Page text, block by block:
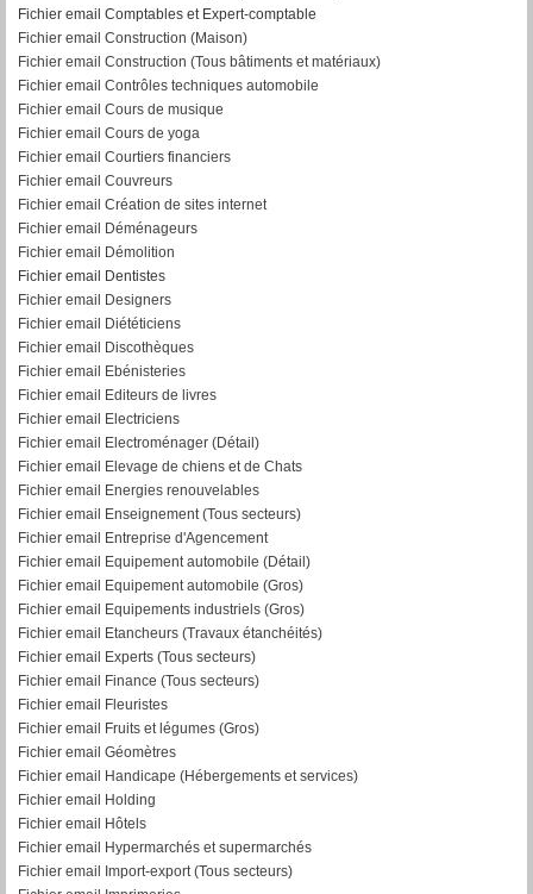
Fichier email Comptables et Expert-comptable
Fichier email Construction (Maison)
Fichier email Construction (Tous bâtiments et matériaux)
Fichier email Contrôles techniques automobile
Fichier email Cours de musique
Fichier email Cours de yoga
Fichier email Courtiers financiers
Fichier email Couvreurs
Fichier email Création de sites internet
Fichier email Déménageurs
Fichier email Démolition
Fichier email Dentistes
Fichier email Designers
Fichier email Diététiciens
Fichier email Discothèques
Fichier email Ebénisteries
Fichier email Editeurs de livres
Fichier email Electriciens
Fichier email Electroménager (Détail)
Fichier email Elevage de chiens et de Chats
Fichier email Energies renouvelables
Fichier email Enseignement (Tous secteurs)
Fichier email Entreprise d'Agencement
Fichier email Equipement automobile (Détail)
Fichier email Equipement automobile (Gros)
Fichier email Equipements industriels (Gros)
Fichier email Etancheurs (Travaux étanchéités)
Fichier email Experts (Tous secteurs)
Fichier email Finance (Tous secteurs)
Fichier email Fleuristes
Fichier email Fruits et légumes (Gros)
Fichier email Géomètres
Fichier email Handicape (Hébergements et services)
Fichier email Holding
Fichier email Hôtels
Fichier email Hypermarchés et supermarchés
Fichier email Import-export (Tous secteurs)